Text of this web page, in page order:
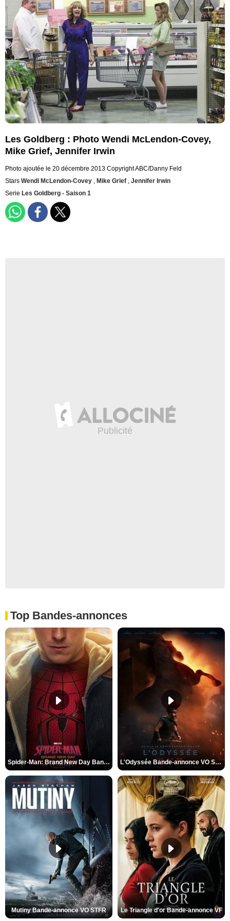
Les Goldberg : Photo Wendi McLendon-Covey,
Mike Grief, Jennifer Irwin
Photo ajoutée le 20 décembre 2013 Copyright ABC/Danny Feld
Stars Wendi McLendon-Covey , Mike Grief , Jennifer Irwin
Serie Les Goldberg - Saison 1
Top Bandes-annonces
Spider-Man: Brand New Day Bande-annonce VO STFR L'Odyssée Bande-annonce VO STFR
Mutiny Bande-annonce VO STFR Le Triangle d'or Bande-annonce VF